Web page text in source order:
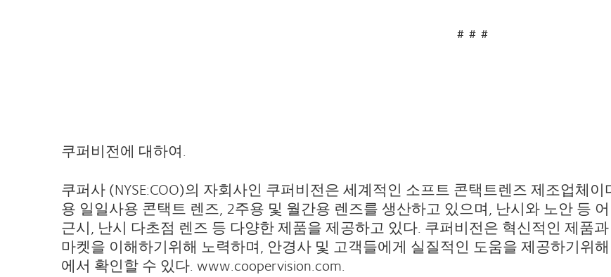
# # #
쿠퍼비전에 대하여.
쿠퍼사 (NYSE:COO)의 자회사인 쿠퍼비전은 세계적인 소프트 콘택트렌즈 제조업체
용 일일사용 콘택트 렌즈, 2주용 및 월간용 렌즈를 생산하고 있으며, 난시와 노안 등
근시, 난시 다초점 렌즈 등 다양한 제품을 제공하고 있다. 쿠퍼비전은 혁신적인 제품
마켓을 이해하기위해 노력하며, 안경사 및 고객들에게 실질적인 도움을 제공하기위
에서 확인할 수 있다. www.coopervision.com.